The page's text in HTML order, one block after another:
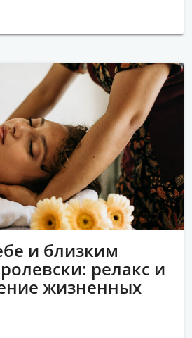
и близким
релакс и
жизненных